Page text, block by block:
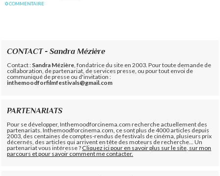
0COMMENTAIRE
CONTACT - Sandra Mézière
Contact : Sandra Mézière , fondatrice du site en 2003. Pour toute demande de
collaboration, de partenariat, de services presse, ou pour tout envoi de
communiqué de presse ou d'invitation :
inthemoodforfilmfestivals@gmail.com
PARTENARIATS
Pour se développer, Inthemoodforcinema.com recherche actuellement des
partenariats. Inthemoodforcinema.com, ce sont plus de 4000 articles depuis
2003, des centaines de comptes-rendus de festivals de cinéma, plusieurs prix
décernés, des articles qui arrivent en tête des moteurs de recherche... Un
partenariat vous intéresse ?Cliquez ici pour en savoir plus sur le site, sur mon
parcours et pour savoir comment me contacter.